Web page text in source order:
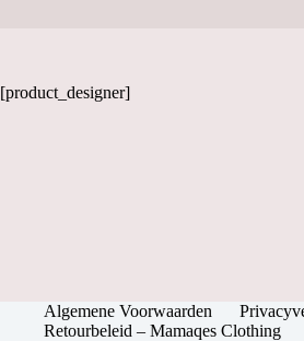
[product_designer]
Algemene Voorwaarden
Retourbeleid – Mamaqes Clothing